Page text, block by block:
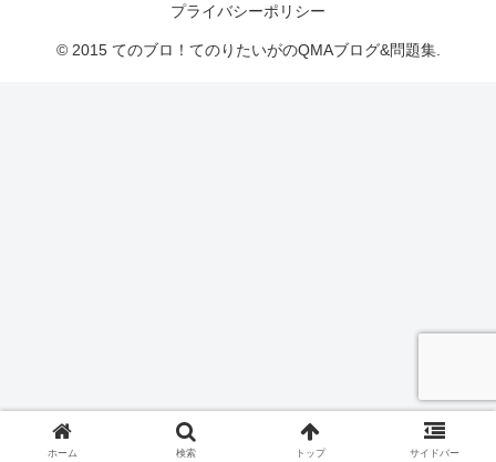
プライバシーポリシー
© 2015 てのブロ！てのりたいがのQMAブログ&問題集.
ホーム 検索 トップ サイドバー